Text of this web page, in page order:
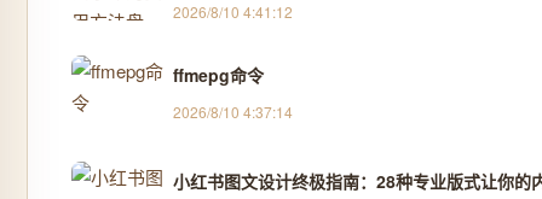
2026/8/10 4:41:12
ffmepg命令
2026/8/10 4:37:14
小红书图文设计终极指南：28种专业版式让你的